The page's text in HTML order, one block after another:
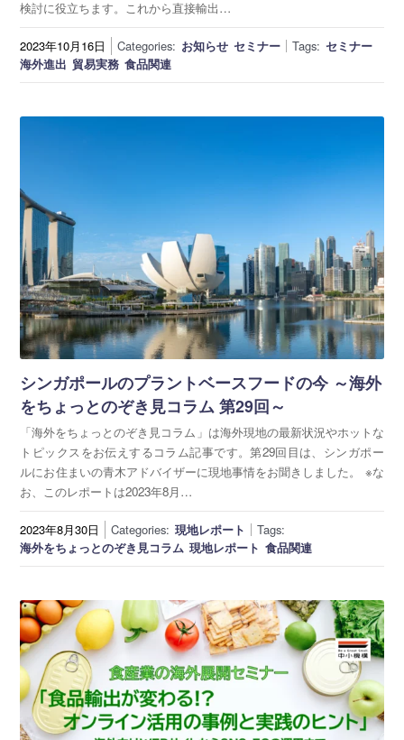
検討に役立ちます。これから直接輸出…
2023年10月16日 Categories: お知らせ セミナー Tags: セミナー
海外進出 貿易実務 食品関連
シンガポールのプラントベースフードの今 ～海外
をちょっとのぞき見コラム 第29回～
「海外をちょっとのぞき見コラム」は海外現地の最新状況やホットな
トピックスをお伝えするコラム記事です。第29回目は、シンガポー
ルにお住まいの青木アドバイザーに現地事情をお聞きしました。 ※な
お、このレポートは2023年8月…
2023年8月30日 Categories: 現地レポート
Tags:
海外をちょっとのぞき見コラム 現地レポート 食品関連